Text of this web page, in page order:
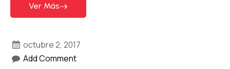
Ver Más
octubre 2, 2017
Add Comment